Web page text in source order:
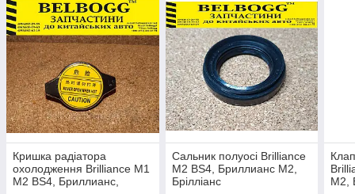
Кришка радіатора
охолодження Brilliance M1
M2 BS4, Бриллианс,
Сальник полуосі Brilliance
M2 BS4, Бриллианс М2,
Брілліанс
М2,